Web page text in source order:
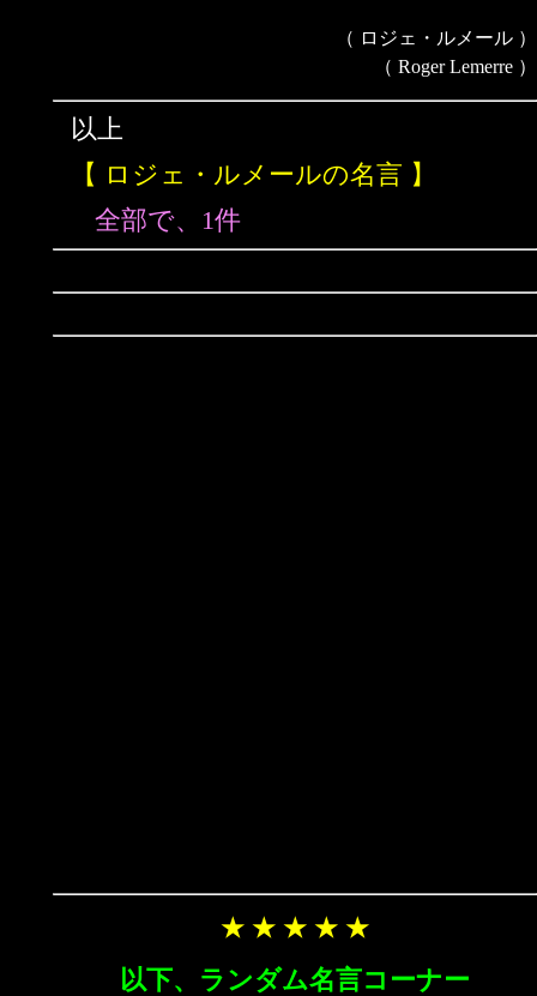
（ ロジェ・ルメール ）
（ Roger Lemerre ）
以上
【 ロジェ・ルメールの名言 】
全部で、1件
★ ★ ★ ★ ★
以下、ランダム名言コーナー